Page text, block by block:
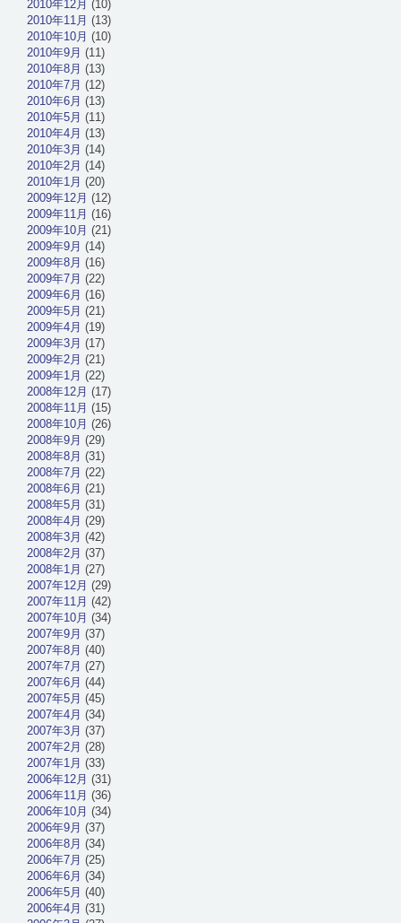
2010年12月 (10)
2010年11月 (13)
2010年10月 (10)
2010年9月 (11)
2010年8月 (13)
2010年7月 (12)
2010年6月 (13)
2010年5月 (11)
2010年4月 (13)
2010年3月 (14)
2010年2月 (14)
2010年1月 (20)
2009年12月 (12)
2009年11月 (16)
2009年10月 (21)
2009年9月 (14)
2009年8月 (16)
2009年7月 (22)
2009年6月 (16)
2009年5月 (21)
2009年4月 (19)
2009年3月 (17)
2009年2月 (21)
2009年1月 (22)
2008年12月 (17)
2008年11月 (15)
2008年10月 (26)
2008年9月 (29)
2008年8月 (31)
2008年7月 (22)
2008年6月 (21)
2008年5月 (31)
2008年4月 (29)
2008年3月 (42)
2008年2月 (37)
2008年1月 (27)
2007年12月 (29)
2007年11月 (42)
2007年10月 (34)
2007年9月 (37)
2007年8月 (40)
2007年7月 (27)
2007年6月 (44)
2007年5月 (45)
2007年4月 (34)
2007年3月 (37)
2007年2月 (28)
2007年1月 (33)
2006年12月 (31)
2006年11月 (36)
2006年10月 (34)
2006年9月 (37)
2006年8月 (34)
2006年7月 (25)
2006年6月 (34)
2006年5月 (40)
2006年4月 (31)